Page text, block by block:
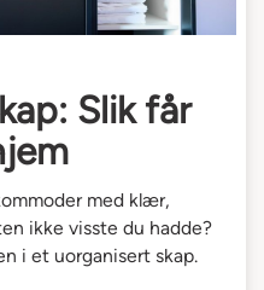
Slik får
med klær,
ikke visste du hadde?
i et uorganisert skap.